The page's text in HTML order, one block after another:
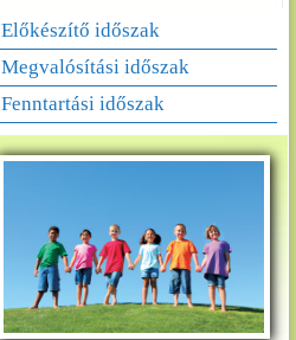
Előkészítő időszak
Megvalósítási időszak
Fenntartási időszak